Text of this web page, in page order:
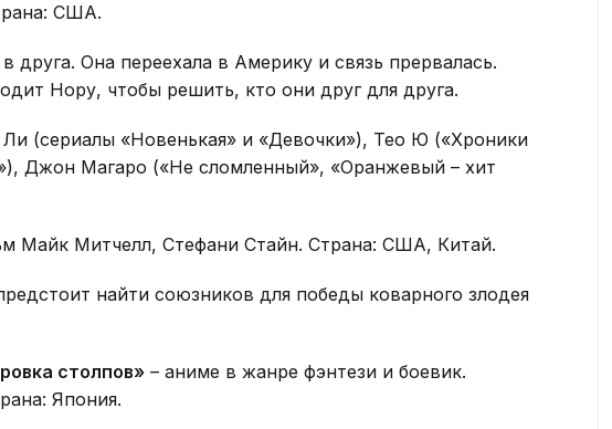
США.
друга. Она переехала в Америку и связь прервалась.
Нору, чтобы решить, кто они друг для друга.
(сериалы «Новенькая» и «Девочки»), Тео Ю («Хроники
Джон Магаро («Не сломленный», «Оранжевый – хит
Майк Митчелл, Стефани Стайн. Страна: США, Китай.
найти союзников для победы коварного злодея
столпов» – аниме в жанре фэнтези и боевик.
Япония.